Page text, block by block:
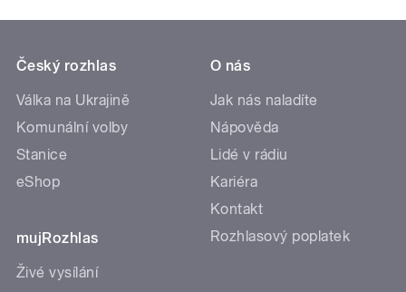
Český rozhlas
Válka na Ukrajině
Komunální volby
Stanice
eShop
mujRozhlas
Živé vysílání
O nás
Jak nás naladíte
Nápověda
Lidé v rádiu
Kariéra
Kontakt
Rozhlasový poplatek